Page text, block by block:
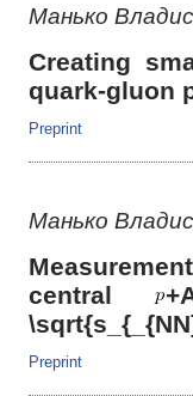
Манько
Creating
quark-gluon
Preprint
Манько
central
Preprint